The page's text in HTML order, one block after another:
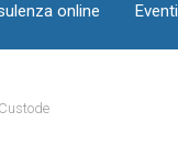
online Eventi